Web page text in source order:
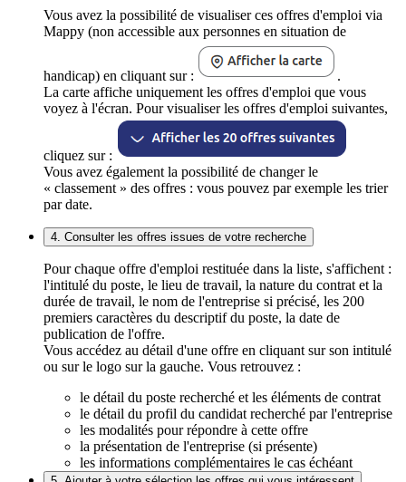
Vous avez la possibilité de visualiser ces offres d'emploi via
Mappy (non accessible aux personnes en situation de
handicap) en cliquant sur :
.
La carte affiche uniquement les offres d'emploi que vous
voyez à l'écran. Pour visualiser les offres d'emploi suivantes,
cliquez sur :
Vous avez également la possibilité de changer le
« classement » des offres : vous pouvez par exemple les trier
par date.
4. Consulter les offres issues de votre recherche
Pour chaque offre d'emploi restituée dans la liste, s'affichent :
l'intitulé du poste, le lieu de travail, la nature du contrat et la
durée de travail, le nom de l'entreprise si précisé, les 200
premiers caractères du descriptif du poste, la date de
publication de l'offre.
Vous accédez au détail d'une offre en cliquant sur son intitulé
ou sur le logo sur la gauche. Vous retrouvez :
le détail du poste recherché et les éléments de contrat
le détail du profil du candidat recherché par l'entreprise
les modalités pour répondre à cette offre
la présentation de l'entreprise (si présente)
les informations complémentaires le cas échéant